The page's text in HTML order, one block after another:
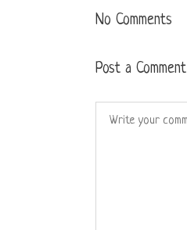
No Comments
Post a Comment